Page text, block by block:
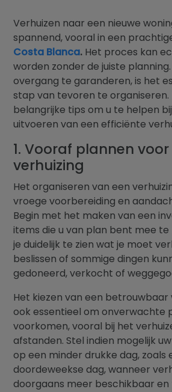
Contact
Verhuizen naar een nieuwe
spannend, vooral in een
Costa Blanca. Het proces kan
worden zonder de juiste
overgang te garanderen, is het
stap van tevoren te organiseren.
belangrijke tips om u te helpen
uitvoeren van een efficiënte
1. Vooraf plannen
verhuizing
Het organiseren van een
vroege voorbereiding en
Begin met het maken van een
items die u van plan bent mee
je duidelijk te zien wat je moet
beslissen of sommige dingen
gedoneerd, verkocht of
Het kiezen van een betrouwbaar
ook essentieel om onverwachte
voorkomen, vooral bij het
afstanden. Stel indien mogelijk
op een minder drukke dag, zoals
doordeweekse dag, wanneer
doorgaans meer beschikbaar en